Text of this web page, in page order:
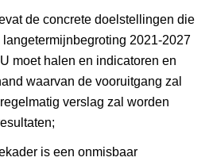
de concrete doelstellingen die
2021-2027
moet halen en indicatoren en
waarvan de vooruitgang zal
verslag zal worden
is een onmisbaar